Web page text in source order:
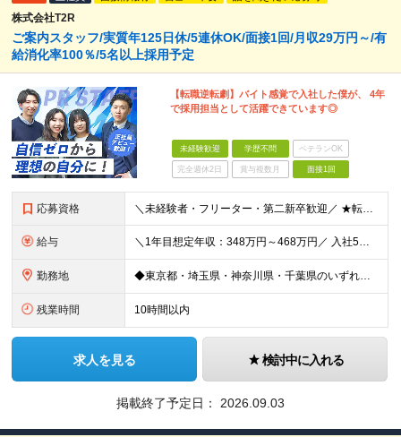
株式会社T2R
ご案内スタッフ/実質年125日休/5連休OK/面接1回/月収29万円～/有
給消化率100％/5名以上採用予定
【転職逆転劇】バイト感覚で入社した僕が、 4年
で採用担当として活躍できています◎
未経験歓迎 学歴不問 ベテランOK
完全週休2日 賞与複数月 面接1回
応募資格 ＼未経験者・フリーター・第二新卒歓迎／ ★転職回数4回の社員も現在は中心メンバーとして活躍中 ◆正社員デビューOK！ ◆学歴・経験一切不問 ▼----面接担当者より----▼ 「過去は変えられない
給与 ＼1年目想定年収：348万円～468万円／ 入社5年目で月給60.8万円も実現可能！ 月給：25万円～35万円＋交通費全額支給＋資格手当＋賞与など ※経験・スキルを考慮の上、決定します ※残業代は
勤務地 ◆東京都・埼玉県・神奈川県・千葉県のいずれかの携帯ショップやイベント会場に配属 ◆「家から近い場所で働きたい！」という社員の要望に応えてプロジェクトを獲得した実例あり ■本社 東京都豊島区南池袋2-
残業時間 10時間以内
求人を見る 検討中に入れる
掲載終了予定日： 2026.09.03